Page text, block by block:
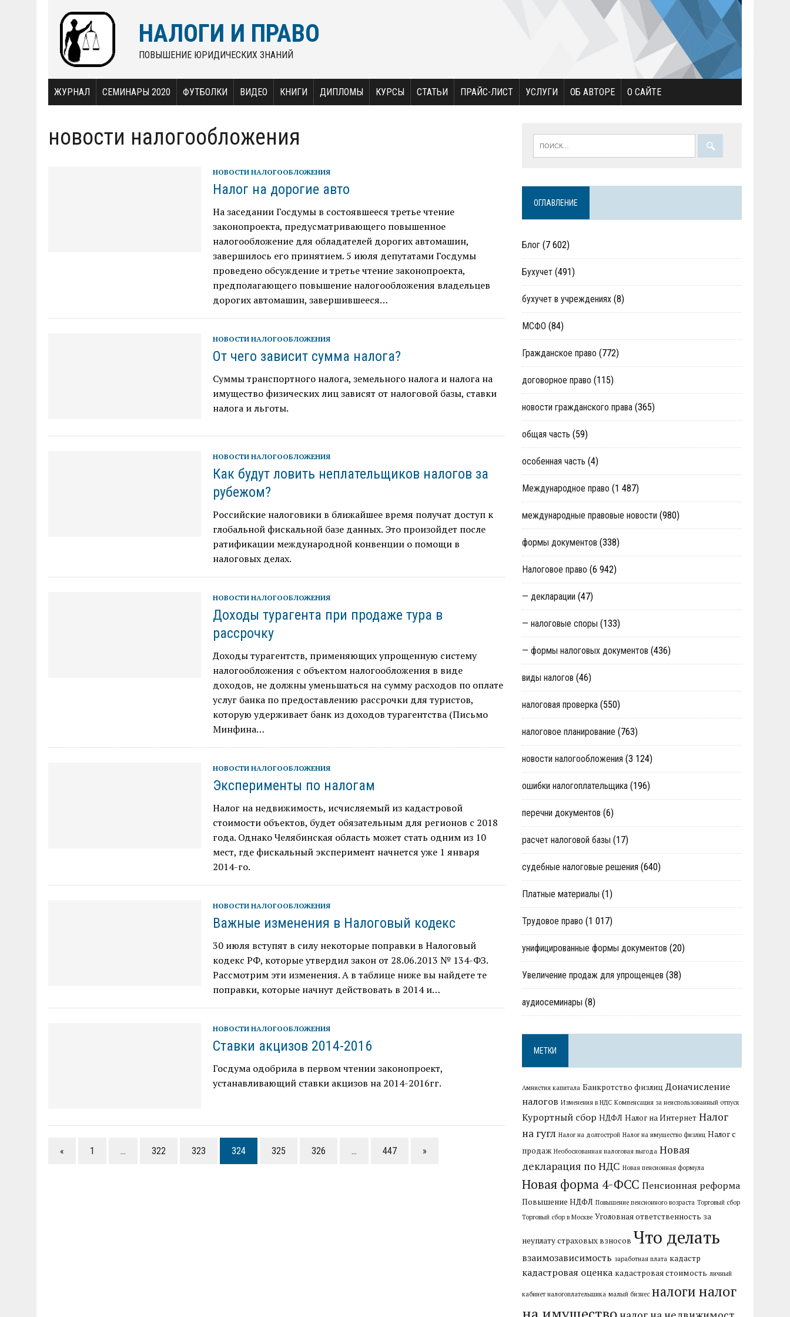
НАЛОГИ И ПРАВО
ПОВЫШЕНИЕ ЮРИДИЧЕСКИХ ЗНАНИЙ
ЖУРНАЛ СЕМИНАРЫ 2020 ФУТБОЛКИ ВИДЕО КНИГИ ДИПЛОМЫ КУРСЫ СТАТЬИ ПРАЙС-ЛИСТ УСЛУГИ ОБ АВТОРЕ О САЙТЕ
новости налогообложения
НОВОСТИ НАЛОГООБЛОЖЕНИЯ
Налог на дорогие авто
На заседании Госдумы в состоявшееся третье чтение
законопроекта, предусматривающего повышенное
налогообложение для обладателей дорогих автомашин,
завершилось его принятием. 5 июля депутатами Госдумы
проведено обсуждение и третье чтение законопроекта,
предполагающего повышение налогообложения владельцев
дорогих автомашин, завершившееся…
НОВОСТИ НАЛОГООБЛОЖЕНИЯ
От чего зависит сумма налога?
Суммы транспортного налога, земельного налога и налога на
имущество физических лиц зависят от налоговой базы, ставки
налога и льготы.
НОВОСТИ НАЛОГООБЛОЖЕНИЯ
Как будут ловить неплательщиков налогов за
рубежом?
Российские налоговики в ближайшее время получат доступ к
глобальной фискальной базе данных. Это произойдет после
ратификации международной конвенции о помощи в
налоговых делах.
НОВОСТИ НАЛОГООБЛОЖЕНИЯ
Доходы турагента при продаже тура в
рассрочку
Доходы турагентств, применяющих упрощенную систему
налогообложения с объектом налогообложения в виде
доходов, не должны уменьшаться на сумму расходов по оплате
услуг банка по предоставлению рассрочки для туристов,
которую удерживает банк из доходов турагентства (Письмо
Минфина…
НОВОСТИ НАЛОГООБЛОЖЕНИЯ
Эксперименты по налогам
Налог на недвижимость, исчисляемый из кадастровой
стоимости объектов, будет обязательным для регионов с 2018
года. Однако Челябинская область может стать одним из 10
мест, где фискальный эксперимент начнется уже 1 января
2014-го.
НОВОСТИ НАЛОГООБЛОЖЕНИЯ
Важные изменения в Налоговый кодекс
30 июля вступят в силу некоторые поправки в Налоговый
кодекс РФ, которые утвердил закон от 28.06.2013 № 134-ФЗ.
Рассмотрим эти изменения. А в таблице ниже вы найдете те
поправки, которые начнут действовать в 2014 и…
НОВОСТИ НАЛОГООБЛОЖЕНИЯ
Ставки акцизов 2014-2016
Госдума одобрила в первом чтении законопроект,
устанавливающий ставки акцизов на 2014-2016гг.
« 1 … 322 323 324 325 326 … 447 »
ОГЛАВЛЕНИЕ
Блог (7 602)
Бухучет (491)
бухучет в учреждениях (8)
МСФО (84)
Гражданское право (772)
договорное право (115)
новости гражданского права (365)
общая часть (59)
особенная часть (4)
Международное право (1 487)
международные правовые новости (980)
формы документов (338)
Налоговое право (6 942)
— декларации (47)
— налоговые споры (133)
— формы налоговых документов (436)
виды налогов (46)
налоговая проверка (550)
налоговое планирование (763)
новости налогообложения (3 124)
ошибки налогоплательщика (196)
перечни документов (6)
расчет налоговой базы (17)
судебные налоговые решения (640)
Платные материалы (1)
Трудовое право (1 017)
унифицированные формы документов (20)
Увеличение продаж для упрощенцев (38)
аудиосеминары (8)
МЕТКИ
Амнистия капитала Банкротство физлиц Доначисление
налогов Изменения в НДС Компенсация за неиспользованный отпуск
Курортный сбор НДФЛ Налог на Интернет Налог
на гугл Налог на долгострой Налог на имущество физлиц Налог с
продаж Необоснованная налоговая выгода Новая
декларация по НДС Новая пенсионная формула
Новая форма 4-ФСС Пенсионная реформа
Повышение НДФЛ Повышение пенсионного возраста Торговый сбор
Торговый сбор в Москве Уголовная ответственность за
неуплату страховых взносов Что делать
взаимозависимость заработная плата кадастр
кадастровая оценка кадастровая стоимость личный
кабинет налогоплательщика малый бизнес налоги налог